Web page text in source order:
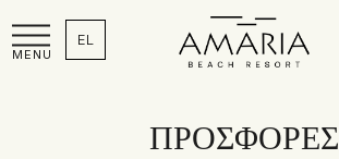
EL
MENU
ΠΡΟΣΦΟΡΈΣ